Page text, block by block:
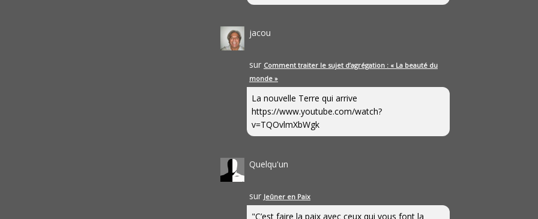
jacou
sur Comment traiter le sujet d’agrégation : « La beauté du
monde »
La nouvelle Terre qui arrive
https://www.youtube.com/watch?
v=TQOvlmXbWgk
Quelqu'un
sur Jeûner en Paix
"C’est faire la paix avec ceux qui vous font la